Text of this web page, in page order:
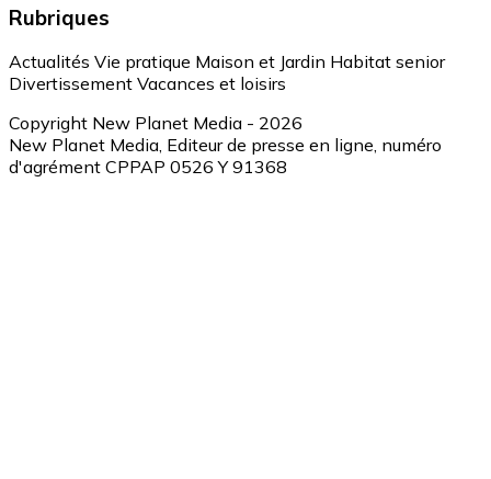
Rubriques
Actualités Vie pratique Maison et Jardin Habitat senior
Divertissement Vacances et loisirs
Copyright New Planet Media - 2026
New Planet Media, Editeur de presse en ligne, numéro
d'agrément CPPAP 0526 Y 91368